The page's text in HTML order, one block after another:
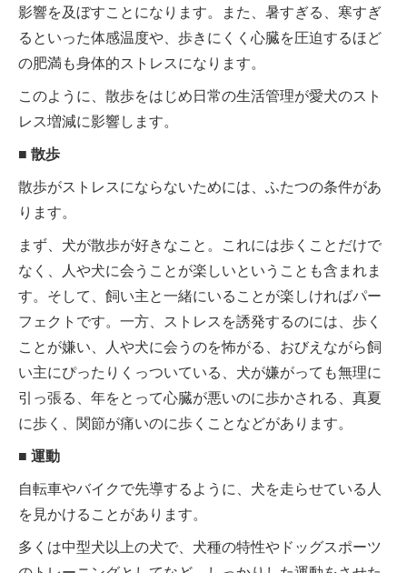
影響を及ぼすことになります。また、暑すぎる、寒すぎ
るといった体感温度や、歩きにくく心臓を圧迫するほど
の肥満も身体的ストレスになります。
このように、散歩をはじめ日常の生活管理が愛犬のスト
レス増減に影響します。
■ 散歩
散歩がストレスにならないためには、ふたつの条件があ
ります。
まず、犬が散歩が好きなこと。これには歩くことだけで
なく、人や犬に会うことが楽しいということも含まれま
す。そして、飼い主と一緒にいることが楽しければパー
フェクトです。一方、ストレスを誘発するのには、歩く
ことが嫌い、人や犬に会うのを怖がる、おびえながら飼
い主にぴったりくっついている、犬が嫌がっても無理に
引っ張る、年をとって心臓が悪いのに歩かされる、真夏
に歩く、関節が痛いのに歩くことなどがあります。
■ 運動
自転車やバイクで先導するように、犬を走らせている人
を見かけることがあります。
多くは中型犬以上の犬で、犬種の特性やドッグスポーツ